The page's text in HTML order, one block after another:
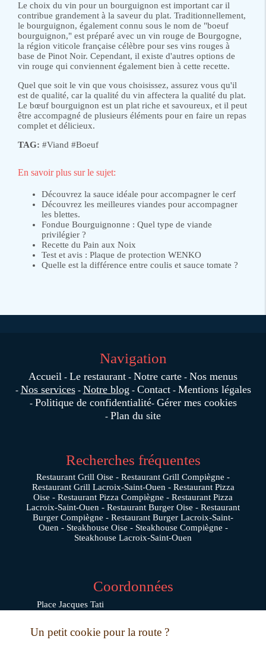
Le choix du vin pour un bourguignon est important car il
contribue grandement à la saveur du plat. Traditionnellement,
le bourguignon, également connu sous le nom de "boeuf
bourguignon," est préparé avec un vin rouge de Bourgogne,
la région viticole française célèbre pour ses vins rouges à
base de Pinot Noir. Cependant, il existe d'autres options de
vin rouge qui conviennent également bien à cette recette.
Quel que soit le vin que vous choisissez, assurez vous qu'il
est de qualité, car la qualité du vin affectera la qualité du plat.
Le bœuf bourguignon est un plat riche et savoureux, et il peut
être accompagné de plusieurs éléments pour en faire un repas
complet et délicieux.
TAG: #Viand #Boeuf
En savoir plus sur le sujet:
Découvrez la sauce idéale pour accompagner le cerf
Découvrez les meilleures viandes pour accompagner
les blettes.
Fondue Bourguignonne : Quel type de viande
privilégier ?
Recette du Pain aux Noix
Test et avis : Plaque de protection WENKO
Quelle est la différence entre coulis et sauce tomate ?
Navigation
Accueil Le restaurant Notre carte
Nos menus
Nos services
Notre blog Contact
Mentions légales
Politique de confidentialité Gérer mes cookies
Plan du site
Recherches fréquentes
Restaurant Grill Oise
Restaurant Grill Compiègne
Restaurant Grill Lacroix-Saint-Ouen
Restaurant Pizza
Oise
Restaurant Pizza Compiègne
Restaurant Pizza
Lacroix-Saint-Ouen
Restaurant Burger Oise
Restaurant
Burger Compiègne
Restaurant Burger Lacroix-Saint-
Ouen
Steakhouse Oise
Steakhouse Compiègne
Steakhouse Lacroix-Saint-Ouen
Coordonnées
Place Jacques Tati
Un petit cookie pour la route ?